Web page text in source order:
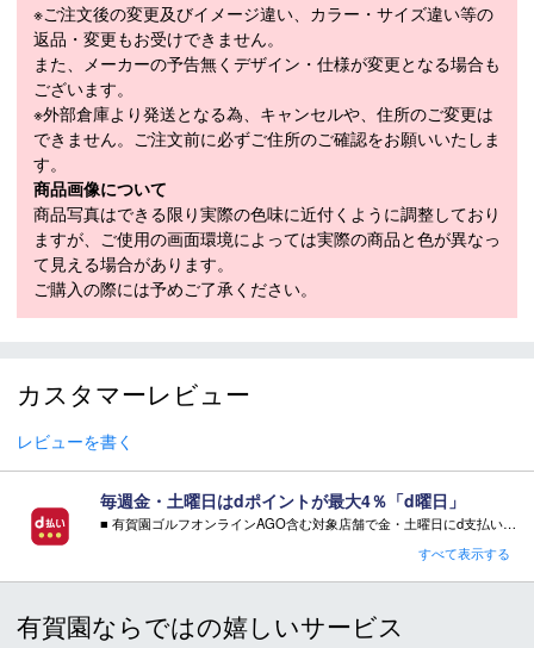
高めるアスレチックなデザインを実現。
10％の軽量化
最新の調査では約47％のゴルファーがゴルフシューズを選ぶ際の
ポイントは「軽量で、疲れにくい」シューズを好むと回答。
前モデルに比べて約10％の軽量化に成功し、幅広いゴルファーの
ニーズに応える快適性を提供。
ランニングシューズ並の300g以下の軽量性を実現。
パワーハウスプラットフォーム
横方向のブレを抑えるパワークリップと、疲れにくく安定した履き
心地を提供するTPUシャンクを融合させた新構造プラットフォー
人気のシューズ、PRO SLXに搭載され、抜群のグリップ力と安定
感を生み出したアウトソールテクノロジーをFJフューエルにも採
用。
ツアーレベルのグリップ力を実現。
素材
防水人工皮革
※ご注文後の変更及びイメージ違い、カラー・サイズ違い等の
返品・変更もお受けできません。
また、メーカーの予告無くデザイン・仕様が変更となる場合も
ございます。
※外部倉庫より発送となる為、キャンセルや、住所のご変更は
できません。ご注文前に必ずご住所のご確認をお願いいたしま
す。
商品画像について
商品写真はできる限り実際の色味に近付くように調整しており
ますが、ご使用の画面環境によっては実際の商品と色が異なっ
て見える場合があります。
ご購入の際には予めご了承ください。
カスタマーレビュー
レビューを書く
毎週金・土曜日はdポイントが最大4％「d曜日」
■ 有賀園ゴルフオンラインAGO含む対象店舗で金・土曜日にd支払いをすると
■ キャンペーン期間：毎週 金・土曜日 AM 0:00 - PM 23:59
注意事項：
すべて表示する
有賀園ならではの嬉しいサービス